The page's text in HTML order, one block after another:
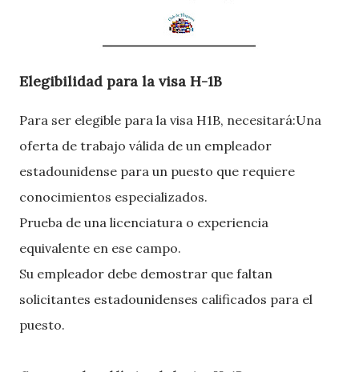
Elegibilidad para la visa H-1B
Para ser elegible para la visa H1B, necesitará:Una
oferta de trabajo válida de un empleador
estadounidense para un puesto que requiere
conocimientos especializados.
Prueba de una licenciatura o experiencia
equivalente en ese campo.
Su empleador debe demostrar que faltan
solicitantes estadounidenses calificados para el
puesto.